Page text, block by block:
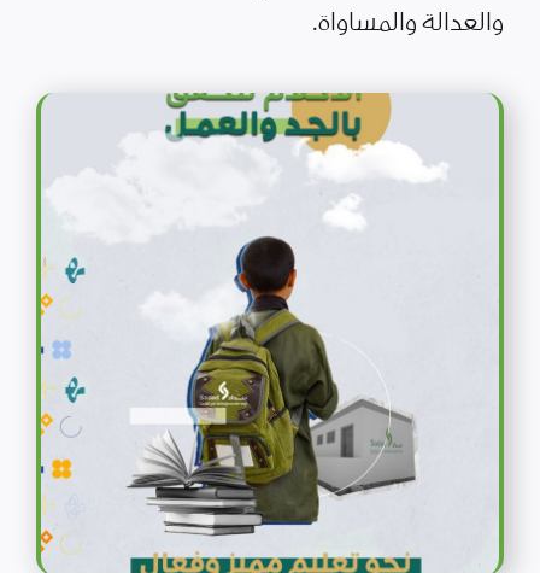
والعدالة والمساواة.